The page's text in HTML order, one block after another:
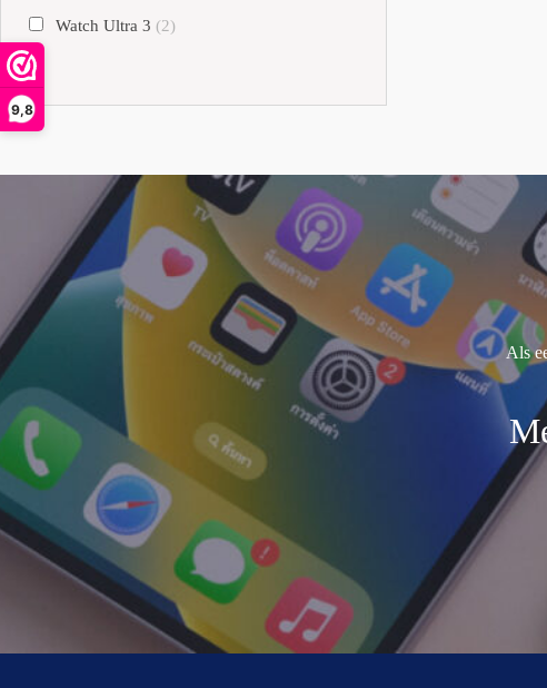
9,8
Watch Ultra 3 (2)
Als